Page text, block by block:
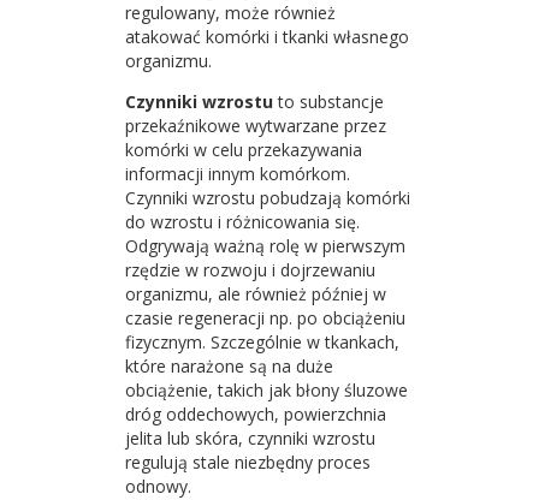
regulowany, może również
atakować komórki i tkanki własnego
organizmu.
Czynniki wzrostuto substancje
przekaźnikowe wytwarzane przez
komórki w celu przekazywania
informacji innym komórkom.
Czynniki wzrostu pobudzają komórki
do wzrostu i różnicowania się.
Odgrywają ważną rolę w pierwszym
rzędzie w rozwoju i dojrzewaniu
organizmu, ale również później w
czasie regeneracji np. po obciążeniu
fizycznym. Szczególnie w tkankach,
które narażone są na duże
obciążenie, takich jak błony śluzowe
dróg oddechowych, powierzchnia
jelita lub skóra, czynniki wzrostu
regulują stale niezbędny proces
odnowy.